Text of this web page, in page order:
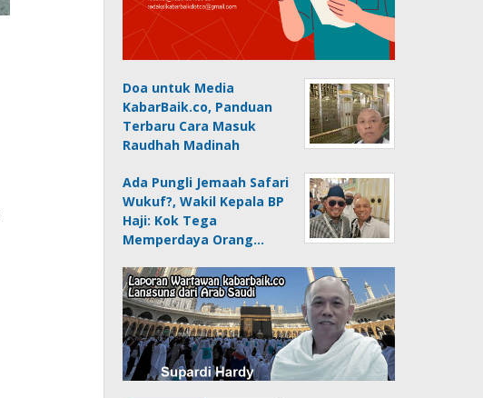
Doa untuk Media
KabarBaik.co, Panduan
Terbaru Cara Masuk
Raudhah Madinah
Ada Pungli Jemaah Safari
Wukuf?, Wakil Kepala BP
Haji: Kok Tega
Memperdaya Orang…